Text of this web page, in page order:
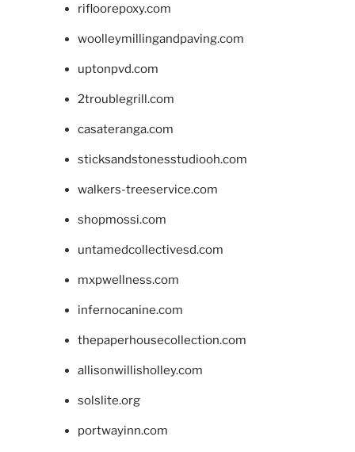
rifloorepoxy.com
woolleymillingandpaving.com
uptonpvd.com
2troublegrill.com
casateranga.com
sticksandstonesstudiooh.com
walkers-treeservice.com
shopmossi.com
untamedcollectivesd.com
mxpwellness.com
infernocanine.com
thepaperhousecollection.com
allisonwillisholley.com
solslite.org
portwayinn.com